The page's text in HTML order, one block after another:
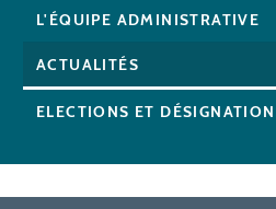
L'ÉQUIPE ADMINISTRATIVE
ACTUALITÉS
ELECTIONS ET